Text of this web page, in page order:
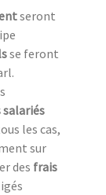
seront
se feront
salariés
les cas,
sur
des frais